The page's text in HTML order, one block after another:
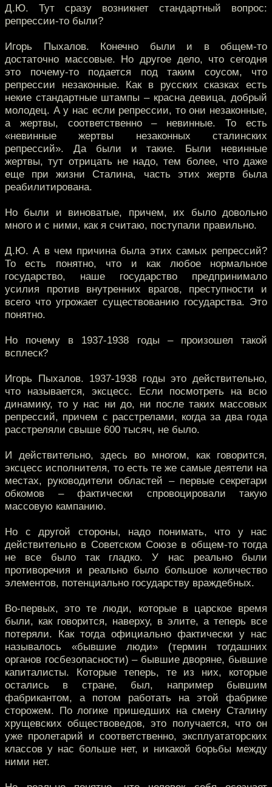
Д.Ю. Тут сразу возникнет стандартный вопрос:
репрессии-то были?
Игорь Пыхалов. Конечно были и в общем-то
достаточно массовые. Но другое дело, что сегодня
это почему-то подается под таким соусом, что
репрессии незаконные. Как в русских сказках есть
некие стандартные штампы – красна девица, добрый
молодец. А у нас если репрессии, то они незаконные,
а жертвы, соответственно – невинные. То есть
«невинные жертвы незаконных сталинских
репрессий». Да были и такие. Были невинные
жертвы, тут отрицать не надо, тем более, что даже
еще при жизни Сталина, часть этих жертв была
реабилитирована.
Но были и виноватые, причем, их было довольно
много и с ними, как я считаю, поступали правильно.
Д.Ю. А в чем причина была этих самых репрессий?
То есть понятно, что и как любое нормальное
государство, наше государство предпринимало
усилия против внутренних врагов, преступности и
всего что угрожает существованию государства. Это
понятно.
Но почему в 1937-1938 годы – произошел такой
всплеск?
Игорь Пыхалов. 1937-1938 годы это действительно,
что называется, эксцесс. Если посмотреть на всю
динамику, то у нас ни до, ни после таких массовых
репрессий, причем с расстрелами, когда за два года
расстреляли свыше 600 тысяч, не было.
И действительно, здесь во многом, как говорится,
эксцесс исполнителя, то есть те же самые деятели на
местах, руководители областей – первые секретари
обкомов – фактически спровоцировали такую
массовую кампанию.
Но с другой стороны, надо понимать, что у нас
действительно в Советском Союзе в общем-то тогда
не все было так гладко. У нас реально были
противоречия и реально было большое количество
элементов, потенциально государству враждебных.
Во-первых, это те люди, которые в царское время
были, как говорится, наверху, в элите, а теперь все
потеряли. Как тогда официально фактически у нас
называлось «бывшие люди» (термин тогдашних
органов госбезопасности) – бывшие дворяне, бывшие
капиталисты. Которые теперь, те из них, которые
остались в стране, был, например бывшим
фабрикантом, а потом работать на этой фабрике
сторожем. По логике пришедших на смену Сталину
хрущевских обществоведов, это получается, что он
уже пролетарий и соответственно, эксплуататорских
классов у нас больше нет, и никакой борьбы между
ними нет.